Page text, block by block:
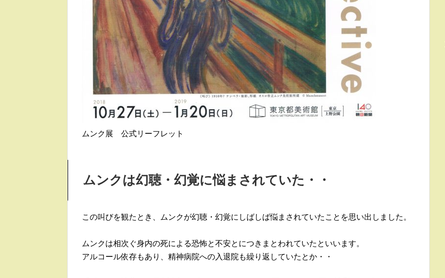
ムンク展 公式リーフレット
ムンクは幻聴・幻覚に悩まされていた・・
この叫びを観たとき、ムンクが幻聴・幻覚にしばしば悩まされていたことを思い出しました。
ムンクは相次ぐ身内の死による恐怖と不安とにつきまとわれていたといいます。
アルコール依存もあり、精神病院への入退院も繰り返していたとか・・